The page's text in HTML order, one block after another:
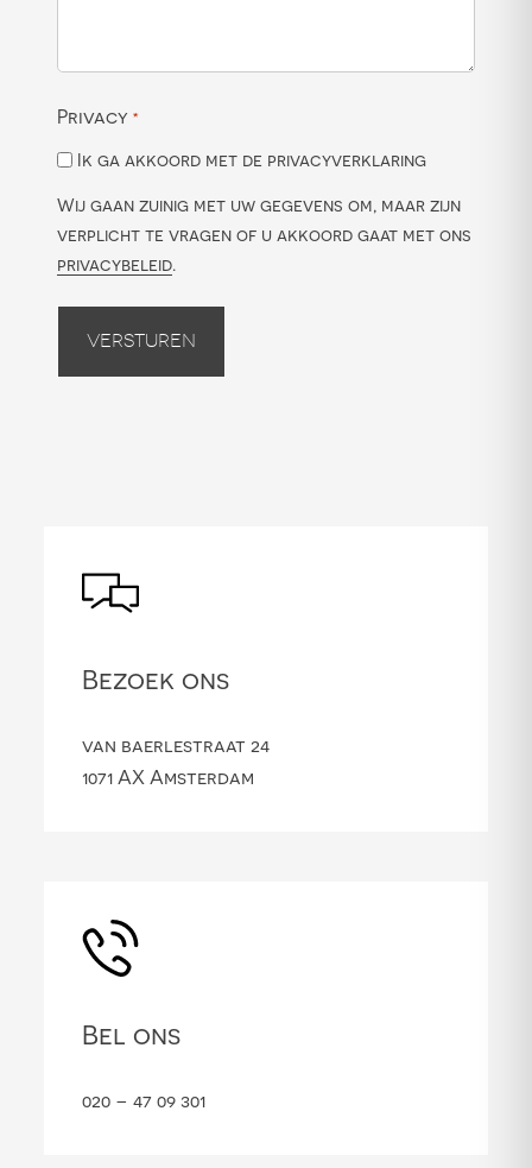
Privacy *
Ik ga akkoord met de privacyverklaring
Wij gaan zuinig met uw gegevens om, maar zijn
verplicht te vragen of u akkoord gaat met ons
privacybeleid.
Versturen
Bezoek ons
van baerlestraat 24
1071 AX Amsterdam
Bel ons
020 – 47 09 301